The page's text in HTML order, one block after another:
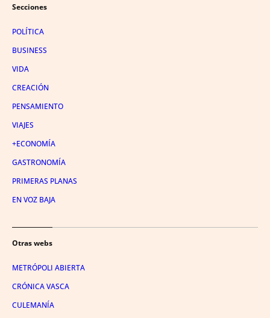
Secciones
POLÍTICA
BUSINESS
VIDA
CREACIÓN
PENSAMIENTO
VIAJES
+ECONOMÍA
GASTRONOMÍA
PRIMERAS PLANAS
EN VOZ BAJA
Otras webs
METRÓPOLI ABIERTA
CRÓNICA VASCA
CULEMANÍA